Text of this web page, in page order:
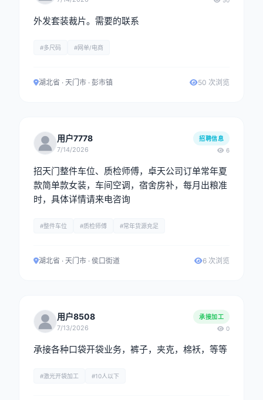
外发套装裁片。需要的联系
#多尺码 #网单/电商
湖北省 · 天门市 · 彭市镇 50 次浏览
用户7778
7/14/2026
招聘信息
6
招天门整件车位、质检师傅，卓天公司订单常年夏
款简单款女装，车间空调，宿舍房补，每月出粮准
时，具体详情请来电咨询
#整件车位 #质检师傅 #常年货源充足
湖北省 · 天门市 · 侯口街道 6 次浏览
用户8508
7/13/2026
承接加工
0
承接各种口袋开袋业务，裤子，夹克，棉袄，等等
#激光开袋加工 #10人以下